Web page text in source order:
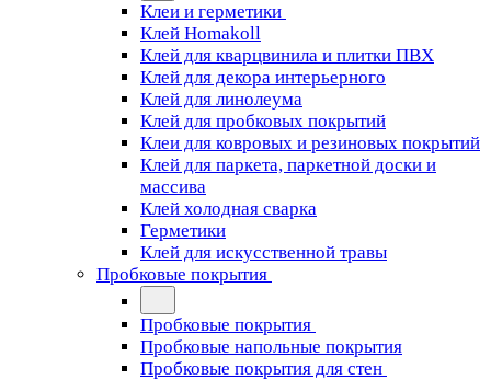
Клеи и герметики
Клей Homakoll
Клей для кварцвинила и плитки ПВХ
Клей для декора интерьерного
Клей для линолеума
Клей для пробковых покрытий
Клеи для ковровых и резиновых покрытий
Клей для паркета, паркетной доски и
массива
Клей холодная сварка
Герметики
Клей для искусственной травы
Пробковые покрытия
Пробковые покрытия
Пробковые напольные покрытия
Пробковые покрытия для стен